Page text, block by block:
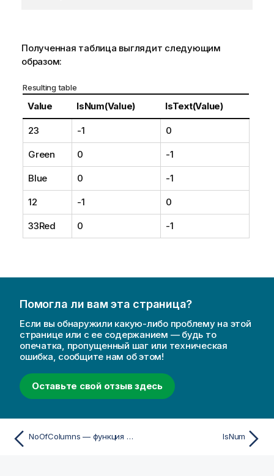
Полученная таблица выглядит следующим
образом:
Resulting table
Value IsNum(Value) IsText(Value)
23 -1 0
Green 0 -1
Blue 0 -1
12 -1 0
33Red 0 -1
Помогла ли вам эта страница?
Если вы обнаружили какую-либо проблему на этой
странице или с ее содержанием — будь то
опечатка, пропущенный шаг или техническая
ошибка, сообщите нам об этом!
Оставьте свой отзыв здесь
NoOfColumns — функция диаграммы IsNum